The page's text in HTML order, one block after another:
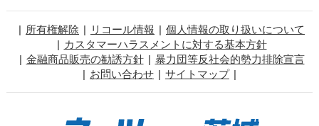
所有権解除 リコール情報
個人情報の取り扱いについて
カスタマーハラスメントに対する基本方針
金融商品販売の勧誘方針
暴力団等反社会的勢力排除宣言
お問い合わせ
サイトマップ